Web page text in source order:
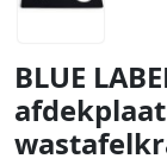
BLUE